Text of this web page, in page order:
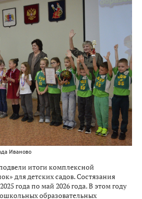
Иваново
итоги комплексной
для детских садов. Состязания
года по май 2026 года. В этом году
образовательных